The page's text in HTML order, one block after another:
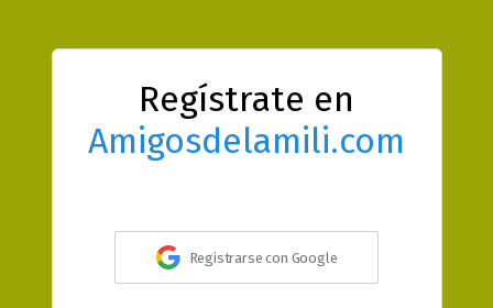
Regístrate en
Amigosdelamili.com
Registrarse con Google